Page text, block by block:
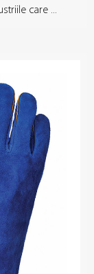
care ...